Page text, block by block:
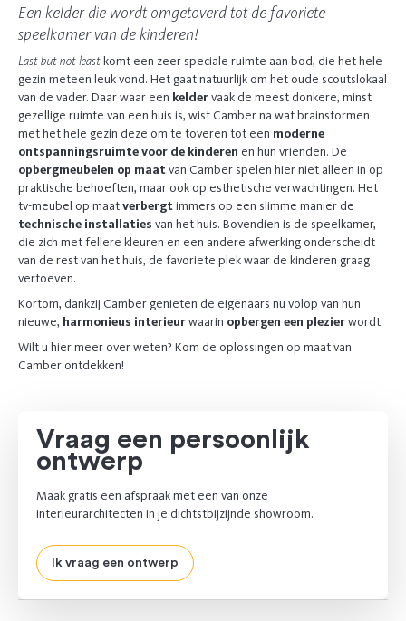
Een kelder die wordt omgetoverd tot de favoriete
speelkamer van de kinderen!
Last but not leastkomt een zeer speciale ruimte aan bod, die het hele
gezin meteen leuk vond. Het gaat natuurlijk om het oude scoutslokaal
van de vader. Daar waar een keldervaak de meest donkere, minst
gezellige ruimte van een huis is, wist Camber na wat brainstormen
met het hele gezin deze om te toveren tot een moderne
ontspanningsruimte voor de kinderen en hun vrienden. De
opbergmeubelen op maatvan Camber spelen hier niet alleen in op
praktische behoeften, maar ook op esthetische verwachtingen. Het
tv-meubel op maatverbergtimmers op een slimme manier de
technische installaties van het huis. Bovendien is de speelkamer,
die zich met fellere kleuren en een andere afwerking onderscheidt
van de rest van het huis, de favoriete plek waar de kinderen graag
vertoeven.
Kortom, dankzij Camber genieten de eigenaars nu volop van hun
nieuwe, harmonieus interieurwaarin opbergen een plezierwordt.
Wilt u hier meer over weten? Kom de oplossingen op maat van
Camber ontdekken!
Vraag een persoonlijk
ontwerp
Maak gratis een afspraak met een van onze
interieurarchitecten in je dichtstbijzijnde showroom.
Ik vraag een ontwerp